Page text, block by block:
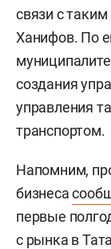
связи с
Ханифов. По
создания
управления
транспортом.
Напомним,
бизнеса
первые
с рынка в